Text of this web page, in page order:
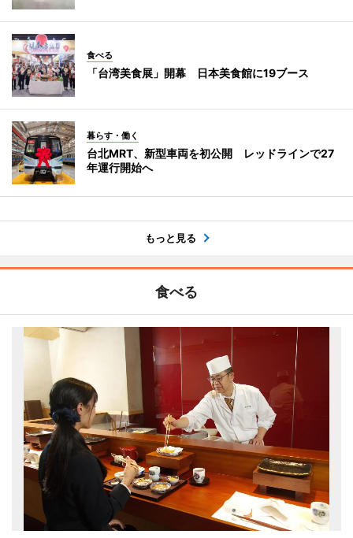
食べる
「台湾美食展」開幕 日本美食館に19ブース
暮らす・働く
台北MRT、新型車両を初公開 レッドラインで27
年運行開始へ
もっと見る
食べる